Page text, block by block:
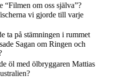
“Filmen om oss själva”?
vi gjorde till varje
ta på stämningen i rummet
Sagan om Ringen och
öl med ölbryggaren Mattias